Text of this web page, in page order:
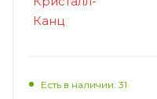
Есть в наличии: 31